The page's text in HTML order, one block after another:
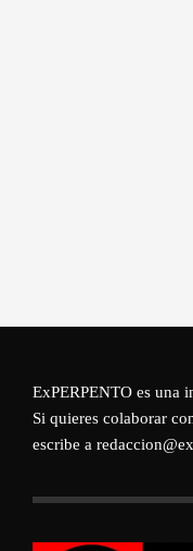
ExPERPENTO es una
Si quieres colaborar
escribe a